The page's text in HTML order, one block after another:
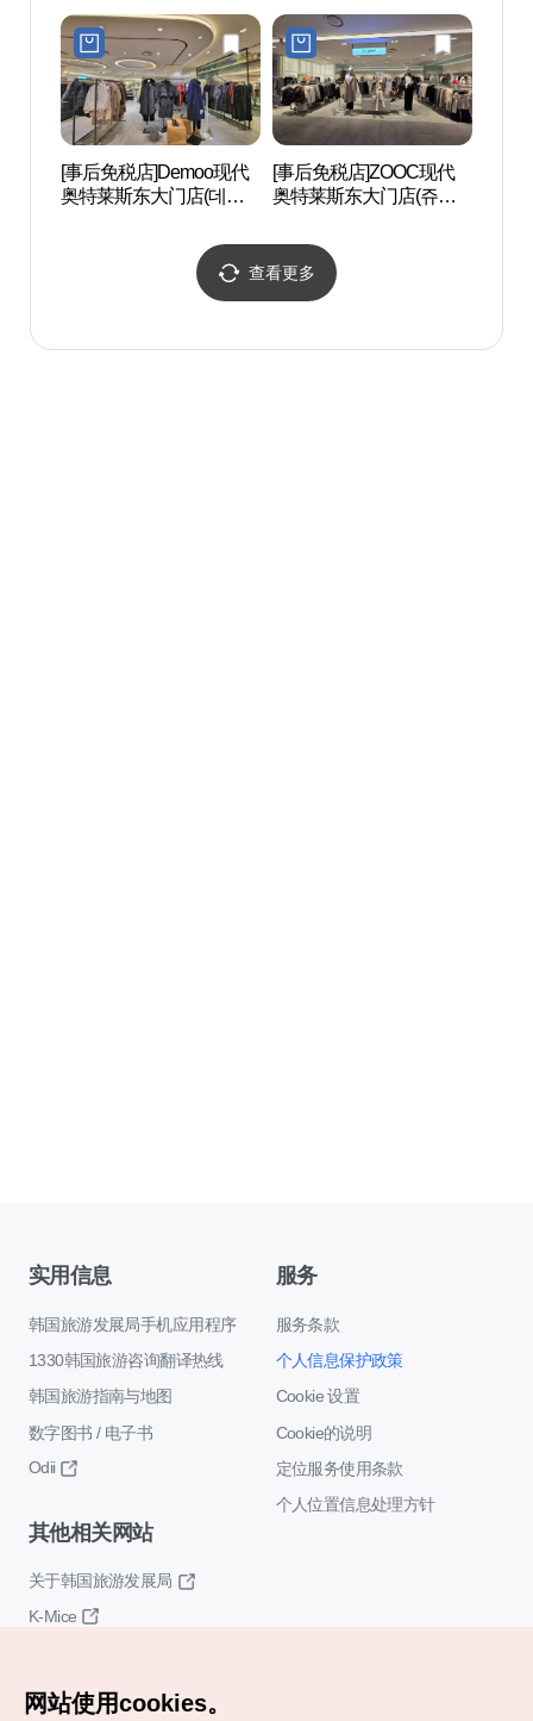
햄 현대아울렛 동대문점)
대아울렛 동대문점)
[事后免税店]Demoo现代
奥特莱斯东大门店(데무
[事后免税店]ZOOC现代
奥特莱斯东大门店(쥬크
查看更多
实用信息
韩国旅游发展局手机应用程序
1330韩国旅游咨询翻译热线
韩国旅游指南与地图
数字图书 / 电子书
Odii
服务
服务条款
个人信息保护政策
Cookie 设置
Cookie的说明
定位服务使用条款
个人位置信息处理方针
其他相关网站
关于韩国旅游发展局
K-Mice
网站使用cookies。